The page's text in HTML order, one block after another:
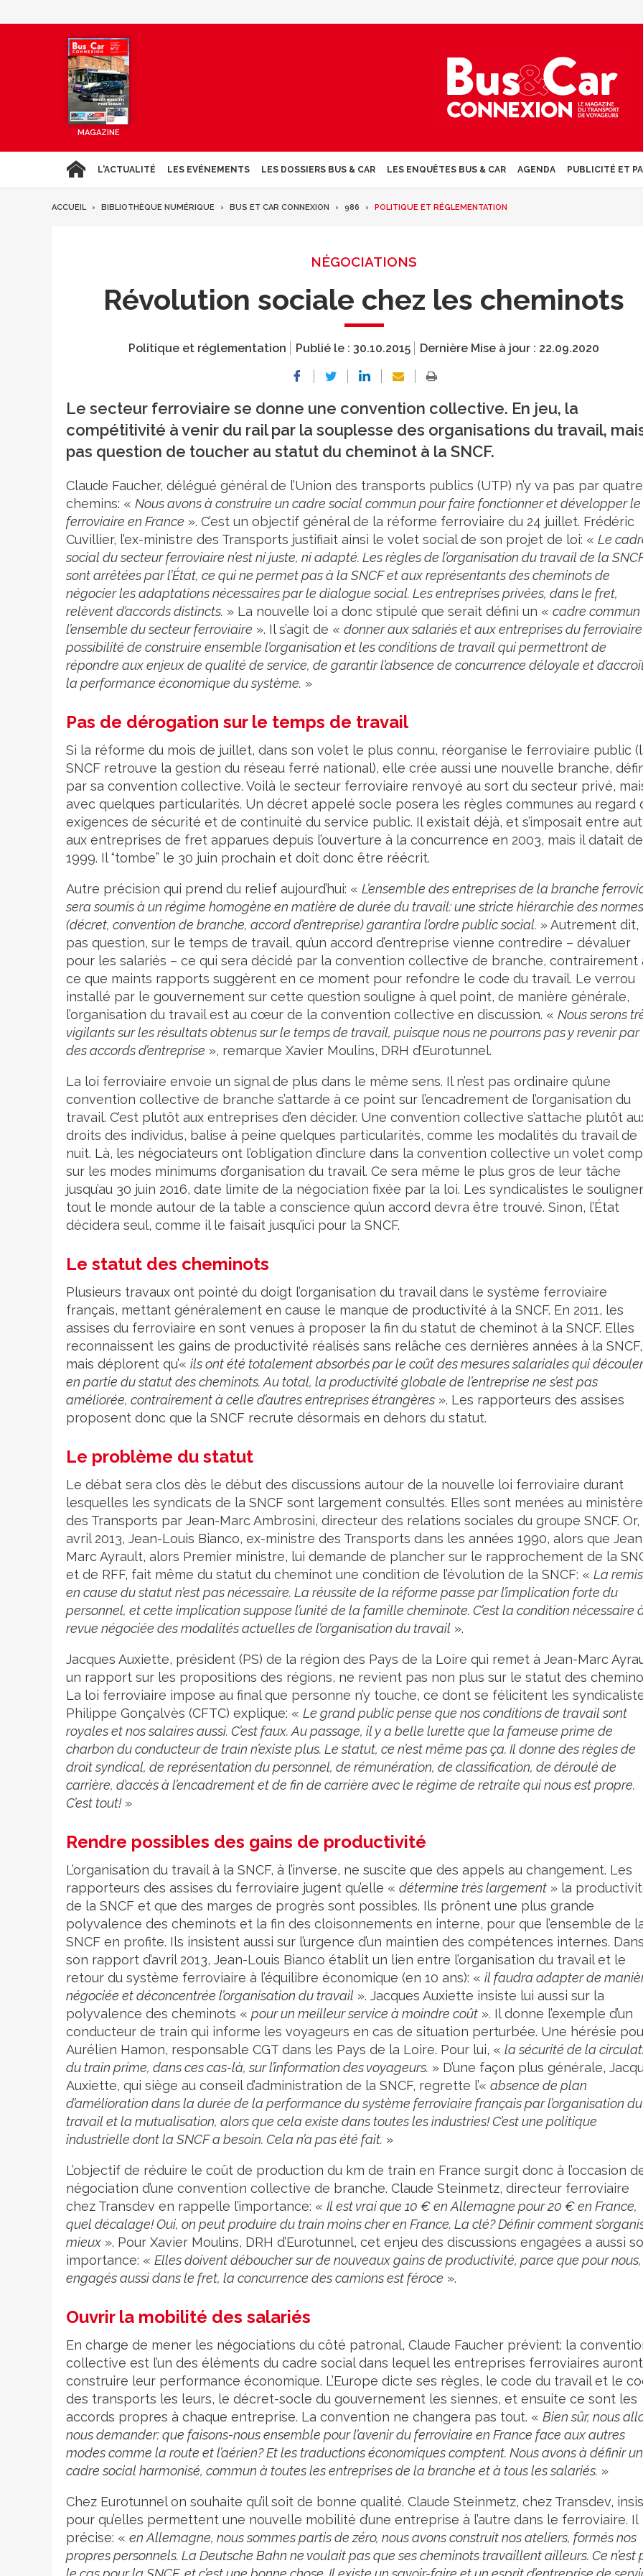
MAGAZINE
L'ACTUALITÉ LES EVÉNEMENTS LES DOSSIERS BUS & CAR LES ENQUÊTES BUS & CAR AGENDA PUBLICITÉ ET
ACCUEIL BIBLIOTHÈQUE NUMÉRIQUE BUS ET CAR CONNEXION 986 POLITIQUE ET RÉGLEMENTATION
NÉGOCIATIONS
Révolution sociale chez les cheminots
Politique et réglementation Publié le : 30.10.2015 Dernière Mise à jour : 22.09.2020
Le secteur ferroviaire se donne une convention collective. En jeu, la
compétitivité à venir du rail par la souplesse des organisations du travail,
pas question de toucher au statut du cheminot à la SNCF.
Claude Faucher, délégué général de l’Union des transports publics (UTP) n’y va pas par quatre
chemins: « Nous avons à construire un cadre social commun pour faire fonctionner et développer le
ferroviaire en France ». C’est un objectif général de la réforme ferroviaire du 24 juillet. Frédéric
Cuvillier, l’ex-ministre des Transports justifiait ainsi le volet social de son projet de loi: « Le
social du secteur ferroviaire n’est ni juste, ni adapté. Les règles de l’organisation du travail de la
sont arrêtées par l’État, ce qui ne permet pas à la SNCF et aux représentants des cheminots de
négocier les adaptations nécessaires par le dialogue social. Les entreprises privées, dans le fret,
relèvent d’accords distincts. » La nouvelle loi a donc stipulé que serait défini un « cadre commun
l’ensemble du secteur ferroviaire ». Il s’agit de « donner aux salariés et aux entreprises du
possibilité de construire ensemble l’organisation et les conditions de travail qui permettront de
répondre aux enjeux de qualité de service, de garantir l’absence de concurrence déloyale et
la performance économique du système. »
Pas de dérogation sur le temps de travail
Si la réforme du mois de juillet, dans son volet le plus connu, réorganise le ferroviaire public
SNCF retrouve la gestion du réseau ferré national), elle crée aussi une nouvelle branche,
par sa convention collective. Voilà le secteur ferroviaire renvoyé au sort du secteur privé,
avec quelques particularités. Un décret appelé socle posera les règles communes au regard
exigences de sécurité et de continuité du service public. Il existait déjà, et s’imposait entre
aux entreprises de fret apparues depuis l’ouverture à la concurrence en 2003, mais il datait de
1999. Il “tombe” le 30 juin prochain et doit donc être réécrit.
Autre précision qui prend du relief aujourd’hui: « L’ensemble des entreprises de la branche
sera soumis à un régime homogène en matière de durée du travail: une stricte hiérarchie des normes
(décret, convention de branche, accord d’entreprise) garantira l’ordre public social. » Autrement dit,
pas question, sur le temps de travail, qu’un accord d’entreprise vienne contredire – dévaluer
pour les salariés – ce qui sera décidé par la convention collective de branche, contrairement
ce que maints rapports suggèrent en ce moment pour refondre le code du travail. Le verrou
installé par le gouvernement sur cette question souligne à quel point, de manière générale,
l’organisation du travail est au cœur de la convention collective en discussion. « Nous serons
vigilants sur les résultats obtenus sur le temps de travail, puisque nous ne pourrons pas y revenir par
des accords d’entreprise », remarque Xavier Moulins, DRH d’Eurotunnel.
La loi ferroviaire envoie un signal de plus dans le même sens. Il n’est pas ordinaire qu’une
convention collective de branche s’attarde à ce point sur l’encadrement de l’organisation du
travail. C’est plutôt aux entreprises d’en décider. Une convention collective s’attache plutôt
droits des individus, balise à peine quelques particularités, comme les modalités du travail de
nuit. Là, les négociateurs ont l’obligation d’inclure dans la convention collective un volet
sur les modes minimums d’organisation du travail. Ce sera même le plus gros de leur tâche
jusqu’au 30 juin 2016, date limite de la négociation fixée par la loi. Les syndicalistes le
tout le monde autour de la table a conscience qu’un accord devra être trouvé. Sinon, l’État
décidera seul, comme il le faisait jusqu’ici pour la SNCF.
Le statut des cheminots
Plusieurs travaux ont pointé du doigt l’organisation du travail dans le système ferroviaire
français, mettant généralement en cause le manque de productivité à la SNCF. En 2011, les
assises du ferroviaire en sont venues à proposer la fin du statut de cheminot à la SNCF. Elles
reconnaissent les gains de productivité réalisés sans relâche ces dernières années à la SNCF,
mais déplorent qu’« ils ont été totalement absorbés par le coût des mesures salariales qui
en partie du statut des cheminots. Au total, la productivité globale de l’entreprise ne s’est pas
améliorée, contrairement à celle d’autres entreprises étrangères ». Les rapporteurs des assises
proposent donc que la SNCF recrute désormais en dehors du statut.
Le problème du statut
Le débat sera clos dès le début des discussions autour de la nouvelle loi ferroviaire durant
lesquelles les syndicats de la SNCF sont largement consultés. Elles sont menées au ministère
des Transports par Jean-Marc Ambrosini, directeur des relations sociales du groupe SNCF. Or,
avril 2013, Jean-Louis Bianco, ex-ministre des Transports dans les années 1990, alors que
Marc Ayrault, alors Premier ministre, lui demande de plancher sur le rapprochement de la
et de RFF, fait même du statut du cheminot une condition de l’évolution de la SNCF: « La
en cause du statut n’est pas nécessaire. La réussite de la réforme passe par l’implication forte du
personnel, et cette implication suppose l’unité de la famille cheminote. C’est la condition nécessaire
revue négociée des modalités actuelles de l’organisation du travail ».
Jacques Auxiette, président (PS) de la région des Pays de la Loire qui remet à Jean-Marc
un rapport sur les propositions des régions, ne revient pas non plus sur le statut des
La loi ferroviaire impose au final que personne n’y touche, ce dont se félicitent les
Philippe Gonçalvès (CFTC) explique: « Le grand public pense que nos conditions de travail sont
royales et nos salaires aussi. C’est faux. Au passage, il y a belle lurette que la fameuse prime de
charbon du conducteur de train n’existe plus. Le statut, ce n’est même pas ça. Il donne des règles de
droit syndical, de représentation du personnel, de rémunération, de classification, de déroulé de
carrière, d’accès à l’encadrement et de fin de carrière avec le régime de retraite qui nous est propre.
C’est tout!»
Rendre possibles des gains de productivité
L’organisation du travail à la SNCF, à l’inverse, ne suscite que des appels au changement. Les
rapporteurs des assises du ferroviaire jugent qu’elle « détermine très largement » la
de la SNCF et que des marges de progrès sont possibles. Ils prônent une plus grande
polyvalence des cheminots et la fin des cloisonnements en interne, pour que l’ensemble de
SNCF en profite. Ils insistent aussi sur l’urgence d’un maintien des compétences internes. Dans
son rapport d’avril 2013, Jean-Louis Bianco établit un lien entre l’organisation du travail et le
retour du système ferroviaire à l’équilibre économique (en 10 ans): « il faudra adapter de
négociée et déconcentrée l’organisation du travail ». Jacques Auxiette insiste lui aussi sur la
polyvalence des cheminots « pour un meilleur service à moindre coût ». Il donne l’exemple d’un
conducteur de train qui informe les voyageurs en cas de situation perturbée. Une hérésie
Aurélien Hamon, responsable CGT dans les Pays de la Loire. Pour lui, « la sécurité de la
du train prime, dans ces cas-là, sur l’information des voyageurs. » D’une façon plus générale,
Auxiette, qui siège au conseil d’administration de la SNCF, regrette l’« absence de plan
d’amélioration dans la durée de la performance du système ferroviaire français par l’organisation du
travail et la mutualisation, alors que cela existe dans toutes les industries! C’est une politique
industrielle dont la SNCF a besoin. Cela n’a pas été fait. »
L’objectif de réduire le coût de production du km de train en France surgit donc à l’occasion
négociation d’une convention collective de branche. Claude Steinmetz, directeur ferroviaire
chez Transdev en rappelle l’importance: « Il est vrai que 10 € en Allemagne pour 20 € en France,
quel décalage! Oui, on peut produire du train moins cher en France. La clé? Définir comment
mieux ». Pour Xavier Moulins, DRH d’Eurotunnel, cet enjeu des discussions engagées a aussi
importance: « Elles doivent déboucher sur de nouveaux gains de productivité, parce que pour nous,
engagés aussi dans le fret, la concurrence des camions est féroce ».
Ouvrir la mobilité des salariés
En charge de mener les négociations du côté patronal, Claude Faucher prévient: la
collective est l’un des éléments du cadre social dans lequel les entreprises ferroviaires
construire leur performance économique. L’Europe dicte ses règles, le code du travail et le
des transports les leurs, le décret-socle du gouvernement les siennes, et ensuite ce sont les
accords propres à chaque entreprise. La convention ne changera pas tout. « Bien sûr, nous
nous demander: que faisons-nous ensemble pour l’avenir du ferroviaire en France face aux autres
modes comme la route et l’aérien? Et les traductions économiques comptent. Nous avons à définir un
cadre social harmonisé, commun à toutes les entreprises de la branche et à tous les salariés. »
Chez Eurotunnel on souhaite qu’il soit de bonne qualité. Claude Steinmetz, chez Transdev,
pour qu’elles permettent une nouvelle mobilité d’une entreprise à l’autre dans le ferroviaire. Il
précise: « en Allemagne, nous sommes partis de zéro, nous avons construit nos ateliers, formés nos
propres personnels. La Deutsche Bahn ne voulait pas que ses cheminots travaillent ailleurs. Ce n’est